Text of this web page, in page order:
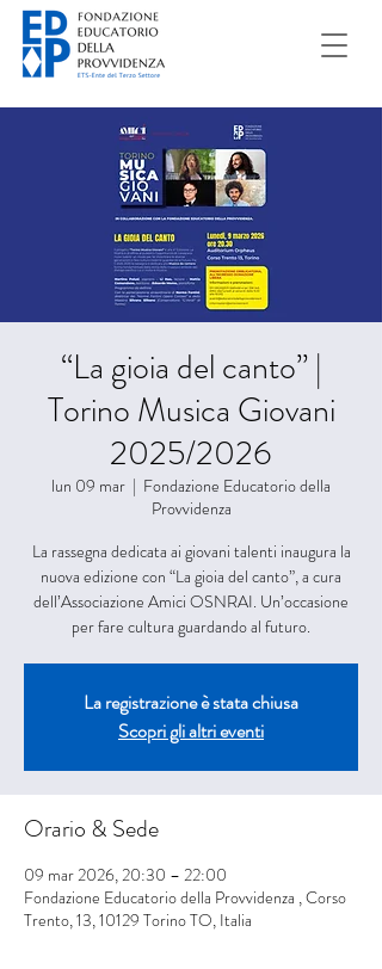
“La gioia del canto” |
Torino Musica Giovani
2025/2026
lun 09 mar
  |
Fondazione Educatorio della
Provvidenza
La rassegna dedicata ai giovani talenti inaugura la
nuova edizione con “La gioia del canto”, a cura
dell’Associazione Amici OSNRAI. Un’occasione
per fare cultura guardando al futuro.
La registrazione è stata chiusa
Scopri gli altri eventi
Orario & Sede
09 mar 2026, 20:30 – 22:00
Fondazione Educatorio della Provvidenza , Corso
Trento, 13, 10129 Torino TO, Italia